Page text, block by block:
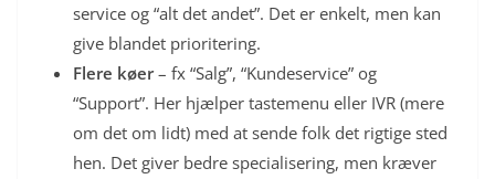
service og “alt det andet”. Det er enkelt, men kan
give blandet prioritering.
Flere køer– fx “Salg”, “Kundeservice” og
“Support”. Her hjælper tastemenu eller IVR (mere
om det om lidt) med at sende folk det rigtige sted
hen. Det giver bedre specialisering, men kræver